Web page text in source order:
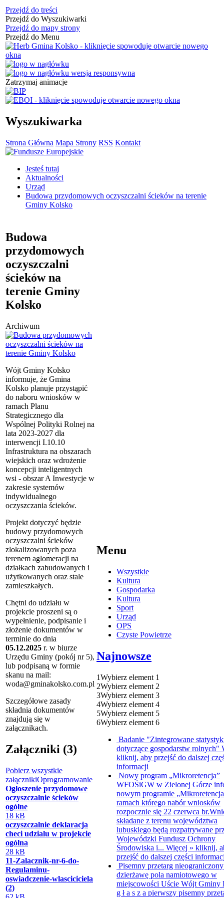
Przejdź do treści
Przejdź do Wyszukiwarki
Przejdź do mapy strony
Przejdź do Menu
Zatrzymaj animacje
Wyszukiwarka
Strona Główna Mapa Strony RSS Kontakt
Jesteś tutaj
Aktualności
Urząd
Budowa przydomowych oczyszczalni ścieków na terenie
Gminy Kolsko
Budowa
przydomowych
oczyszczalni
ścieków na
terenie Gminy
Kolsko
Archiwum
Wójt Gminy Kolsko
informuje, że Gmina
Kolsko planuje przystąpić
do naboru wniosków w
ramach Planu
Strategicznego dla
Wspólnej Polityki Rolnej na
lata 2023-2027 dla
interwencji I.10.10
Infrastruktura na obszarach
wiejskich oraz wdrożenie
koncepcji inteligentnych
wsi - obszar A Inwestycje w
zakresie systemów
indywidualnego
oczyszczania ścieków.
Projekt dotyczyć będzie
budowy przydomowych
oczyszczalni ścieków
zlokalizowanych poza
terenem aglomeracji na
działkach zabudowanych i
użytkowanych oraz stale
zamieszkałych.
Chętni do udziału w
projekcie proszeni są o
wypełnienie, podpisanie i
złożenie dokumentów w
terminie do dnia
05.12.2025 r. w biurze
Urzędu Gminy (pokój nr 5),
lub podpisaną w formie
skanu na mail:
woda@gminakolsko.com.pl
Szczegółowe zasady
składnia dokumentów
znajdują się w
załącznikach.
Załączniki (3)
Pobierz wszystkie
załącznikiOprogramowanie
Ogłoszenie przydomowe
oczyszczalnie ścieków
ogólne
18 kB
oczyszczalnie deklaracja
checi udzialu w projekcie
ogólna
28 kB
11-Zalacznik-nr-6-do-
Regulaminu-
oswiadczenie-wlasciciciela
(2)
Menu
Wszystkie
Kultura
Gospodarka
Kultura
Sport
Urząd
OPS
Czyste Powietrze
Najnowsze
1Wybierz element 1
2Wybierz element 2
3Wybierz element 3
4Wybierz element 4
5Wybierz element 5
6Wybierz element 6
Badanie "Zintegrowane
dotyczące gospodarstw rolnych"
kliknij, aby przejść do dalszej
informacji
Nowy program „Mikroretencja”
WFOŚiGW w Zielonej Górze
nowym programie
ramach którego nabór wniosków
rozpocznie się 22 czerwca
składane z terenu województwa
lubuskiego będą rozpatrywane
Wojewódzki Fundusz Ochrony
Środowiska i... Więcej » kliknij,
przejść do dalszej części
Pisemny przetarg
dzierżawę pola namiotowego w
miejscowości Uście Wójt Gminy
g ł a s z a pierwszy pisemny